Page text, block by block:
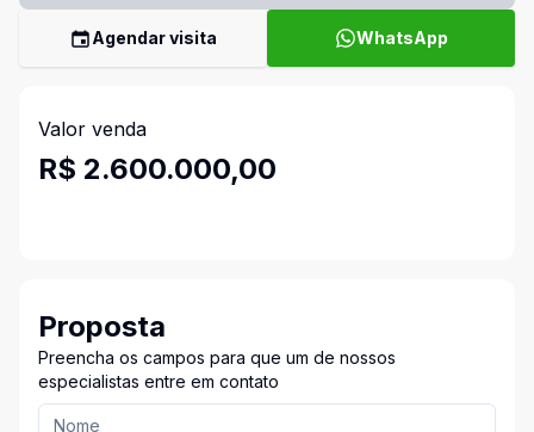
Agendar visita WhatsApp
Valor venda
R$ 2.600.000,00
Proposta
Preencha os campos para que um de nossos
especialistas entre em contato